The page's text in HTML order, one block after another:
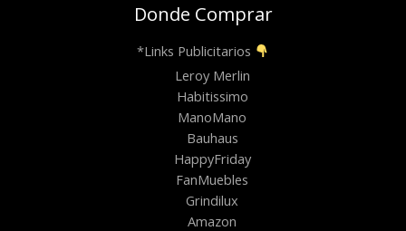
Donde Comprar
*Links Publicitarios
Leroy Merlin
Habitissimo
ManoMano
Bauhaus
HappyFriday
FanMuebles
Grindilux
Amazon